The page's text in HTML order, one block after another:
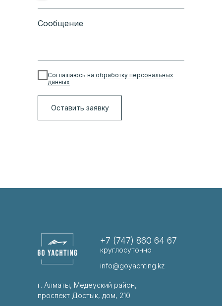
Сообщение
Соглашаюсь на обработку персональных
данных
Оставить заявку
+7 (747) 860 64 67
г. Алматы, Медеуский район,
проспект Достык, дом, 210
info@goyachting.kz
круглосуточно